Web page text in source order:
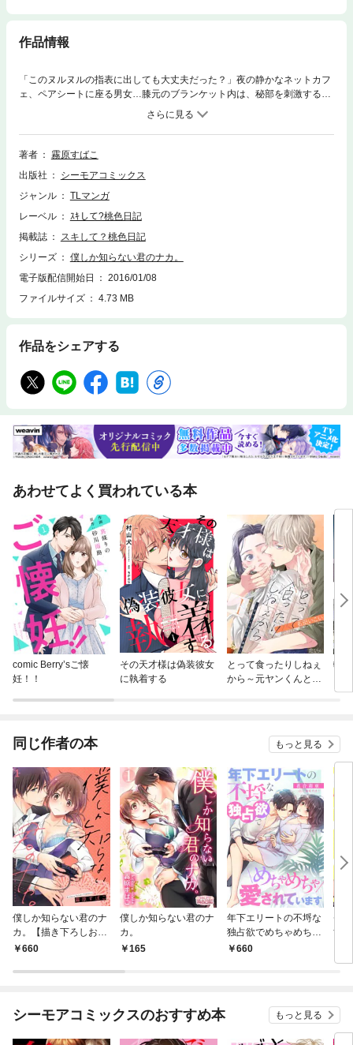
作品情報
「このヌルヌルの指表に出しても大丈夫だった？」夜の静かなネットカフ
ェ、ペアシートに座る男女…膝元のブランケット内は、秘部を刺激する指
が暴れ回る……いま声、出せないのに―…！！ リアルでは存在感なしなO
Lの私（野宮）ですが、実はネトゲで、女戦士として活躍していて、ユリ
ンちゃんという毎日お喋りする仲の良いフレンドもいます。そんな私は、
同じ職場の爽やかイケメン・梶村さんへ密かに恋してるのですが…「初期
ない…！だけどある日、ユリンちゃんから「リアルで会いたい」と言われ
て、待ち合わせ場所に行ってみる…するとそこにいたのは―…！？ 【桃色
著者
霧原すばこ
出版社
シーモアコミックス
ジャンル
TLマンガ
レーベル
ｽｷして?桃色日記
掲載誌
スキして？桃色日記
シリーズ
僕しか知らない君のナカ。
電子版配信開始日
2016/01/08
ファイルサイズ
4.73 MB
作品をシェアする
あわせてよく買われている本
comic Berry’sご懐
妊！！
その天才様は偽装彼女
に執着する
とって食ったりしねぇ
から～元ヤンくんとの
転
同じ作者の本 もっと見る
僕しか知らない君のナ
カ。【描き下ろしおま
け付き特装版】
660
僕しか知らない君のナ
カ。
165
年下エリートの不埒な
独占欲でめちゃめちゃ
愛されています
660
※こ
す
シーモアコミックスのおすすめ本 もっと見る